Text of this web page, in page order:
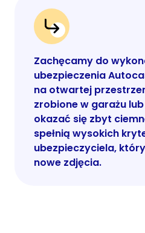
Zachęcamy do
ubezpieczenia
na otwartej
zrobione w garażu
okazać się zbyt
spełnią wysokich
ubezpieczyciela,
nowe zdjęcia.